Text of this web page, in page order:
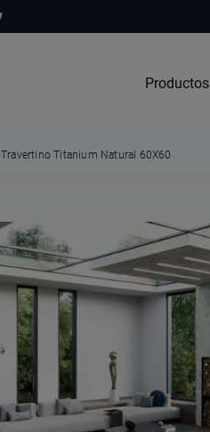
Productos
Travertino Titanium Natural 60X60